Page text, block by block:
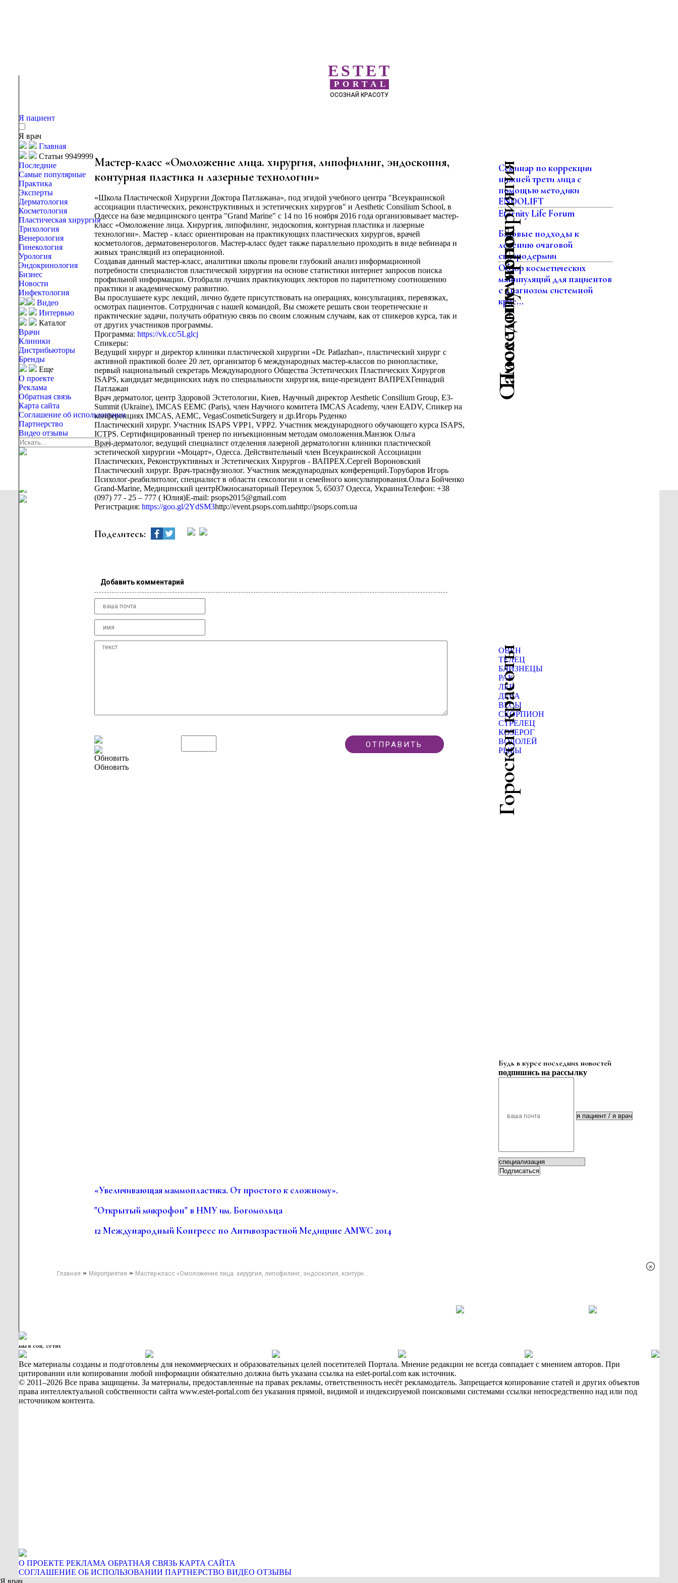
ESTET
PORTAL
ОСОЗНАЙ КРАСОТУ
Я пациент
Я врач
Главная
Статьи 9949999
Последние
Самые популярные
Практика
Эксперты
Дерматология
Косметология
Пластическая хирургия
Трихология
Венерология
Гинекология
Урология
Эндокринология
Бизнес
Новости
Инфектология
Видео
Интервью
Каталог
Врачи
Клиники
Дистрибьюторы
Бренды
Еще
О проекте
Реклама
Обратная связь
Карта сайта
Соглашение об использовании
Партнерство
Видео отзывы
Мастер-класс «Омоложение лица. хирургия, липофилинг, эндоскопия,
контурная пластика и лазерные технологии»
«Школа Пластической Хирургии Доктора Патлажана», под эгидой учебного центра "Всеукраинской
ассоциации пластических, реконструктивных и эстетических хирургов" и Aesthetic Consilium School, в
Одессе на базе медицинского центра "Grand Marine" с 14 по 16 ноября 2016 года организовывает мастер-
класс «Омоложение лица. Хирургия, липофилинг, эндоскопия, контурная пластика и лазерные
технологии». Мастер - класс ориентирован на практикующих пластических хирургов, врачей
косметологов, дерматовенерологов. Мастер-класс будет также параллельно проходить в виде вебинара и
живых трансляций из операционной.
Создавая данный мастер-класс, аналитики школы провели глубокий анализ информационной
потребности специалистов пластической хирургии на основе статистики интернет запросов поиска
профильной информации. Отобрали лучших практикующих лекторов по паритетному соотношению
практики и академическому развитию.
Вы прослушаете курс лекций, лично будете присутствовать на операциях, консультациях, перевязках,
осмотрах пациентов. Сотрудничая с нашей командой, Вы сможете решать свои теоретические и
практические задачи, получать обратную связь по своим сложным случаям, как от спикеров курса, так и
от других участников программы.
Программа: https://vk.cc/5Lglcj
Спикеры:
Ведущий хирург и директор клиники пластической хирургии «Dr. Patlazhan», пластический хирург с
активной практикой более 20 лет, организатор 6 международных мастер-классов по ринопластике,
первый национальный секретарь Международного Общества Эстетических Пластических Хирургов
ISAPS, кандидат медицинских наук по специальности хирургия, вице-президент ВАПРЕХГеннадий
Патлажан
Врач дерматолог, центр Здоровой Эстетологии, Киев, Научный директор Aesthetic Consilium Group, E3-
Summit (Ukraine), IMCAS EEMC (Paris), член Научного комитета IMCAS Academy, член EADV, Спикер на
конференциях IMCAS, AEMC, VegasCosmeticSurgery и др.Игорь Руденко
Пластический хирург. Участник ISAPS VPP1, VPP2. Участник международного обучающего курса ISAPS,
ICTPS. Сертифицированный тренер по инъекционным методам омоложения.Манзюк Ольга
Врач-дерматолог, ведущий специалист отделения лазерной дерматологии клиники пластической
эстетической хирургии «Моцарт», Одесса. Действительный член Всеукраинской Ассоциации
Пластических, Реконструктивных и Эстетических Хирургов - ВАПРЕХ.Сергей Вороновский
Пластический хирург. Врач-траснфузиолог. Участник международных конференций.Торубаров Игорь
Психолог-реабилитолог, специалист в области сексологии и семейного консультирования.Ольга Бойченко
Grand-Marine, Медицинский центрЮжносанаторный Переулок 5, 65037 Одесса, УкраинаТелефон: +38
(097) 77 - 25 – 777 ( Юлия)E-mail: psops2015@gmail.com
Регистрация: https://goo.gl/2YdSM3http://event.psops.com.uahttp://psops.com.ua
Поделитесь:
Добавить комментарий
Обновить
Последние мероприятия
Семинар по коррекции
нижней трети лица с
помощью методики
ENDOLIFT
Eternity Life Forum
Самое популярное
Базовые подходы к
лечению очаговой
склеродермии
Обзор косметических
манипуляций для пациентов
с диагнозом системной
крас...
Гороскоп красоты
ОВЕН
ТЕЛЕЦ
БЛИЗНЕЦЫ
РАК
ЛЕВ
ДЕВА
ВЕСЫ
СКОРПИОН
СТРЕЛЕЦ
КОЗЕРОГ
ВОДОЛЕЙ
РЫБЫ
Будь в курсе последних новостей
подпишись на рассылку
Подписаться
«Увеличивающая маммопластика. От простого к сложному».
"Открытый микрофон" в НМУ им. Богомольца
12 Международный Конгресс по Антивозрастной Медицине AMWC 2014
Главная » Мероприятия » Мастер-класс «Омоложение лица. хирургия, липофилинг, эндоскопия, контурн...
×
мы в соц. сетях
Все материалы созданы и подготовлены для некоммерческих и образовательных целей посетителей Портала. Мнение редакции не всегда совпадает с мнением авторов. При
цитировании или копировании любой информации обязательно должна быть указана ссылка на estet-portal.com как источник.
© 2011–2026 Все права защищены. За материалы, предоставленные на правах рекламы, ответственность несёт рекламодатель. Запрещается копирование статей и других объектов
права интеллектуальной собственности сайта www.estet-portal.com без указания прямой, видимой и индексируемой поисковыми системами ссылки непосредственно над или под
источником контента.
О ПРОЕКТЕ РЕКЛАМА ОБРАТНАЯ СВЯЗЬ КАРТА САЙТА
СОГЛАШЕНИЕ ОБ ИСПОЛЬЗОВАНИИ ПАРТНЕРСТВО ВИДЕО ОТЗЫВЫ
Я врач